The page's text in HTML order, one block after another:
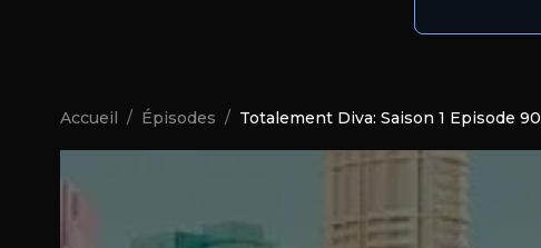
Accueil Épisodes Totalement Diva: Saison 1 Episode 90